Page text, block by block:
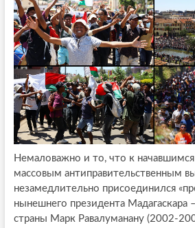
Немаловажно и то, что к начавшимся
массовым антиправительственным
незамедлительно присоединился
нынешнего президента
страны Марк Равалуманану (2002-